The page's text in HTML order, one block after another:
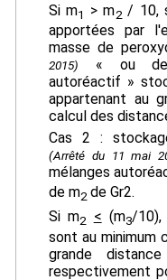
Si m1 > m2/ 10,
apportées par
masse de
2015)
« ou de
autoréactif »
appartenant au
calcul des
Cas 2 :
(Arrêté du 11 mai
mélanges
de m2de Gr2.
Si m2 < (m3/10),
sont au minimum
grande
respectivement